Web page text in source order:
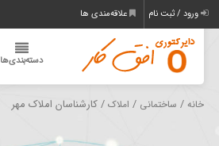
ورود / ثبت نام علاقه‌مندی ها
دسته‌بندی‌ها
خانه / ساختمانی / املاک / کارشناسان املاک مهر